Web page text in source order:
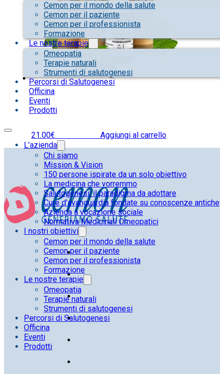
Cemon per il mondo della salute
Cemon per il paziente
Cemon per il professionista
Formazione
Le nostre terapie
Omeopatia
Terapie naturali
Strumenti di salutogenesi
Percorsi di Salutogenesi
Officina
Eventi
Prodotti
L’azienda
Chi siamo
Mission & Vision
150 persone ispirate da un solo obiettivo
La medicina che vorremmo
Salutogenesi: il paradigma da adottare
Cure d’avanguardia fondate su conoscenze antiche
Azienda a vocazione sociale
Normativa Medicinali Omeopatici
I nostri obiettivi
Cemon per il mondo della salute
Cemon per il paziente
Cemon per il professionista
Formazione
Le nostre terapie
Omeopatia
Terapie naturali
Strumenti di salutogenesi
Percorsi di Salutogenesi
Officina
Eventi
Prodotti
21.00€ Aggiungi al carrello